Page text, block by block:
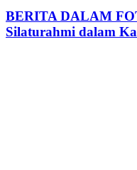
BERITA DALAM
Silaturahmi dalam